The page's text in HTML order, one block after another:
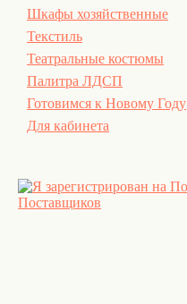
Шкафы хозяйственные
Текстиль
Театральные костюмы
Палитра ЛДСП
Готовимся к Новому Году
Для кабинета